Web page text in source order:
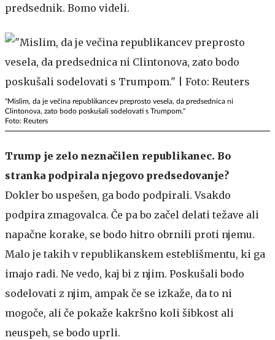
predsednik. Bomo videli.
"Mislim, da je večina republikancev preprosto vesela, da predsednica ni
Clintonova, zato bodo poskušali sodelovati s Trumpom."
Foto: Reuters
Trump je zelo neznačilen republikanec. Bo
stranka podpirala njegovo predsedovanje?
Dokler bo uspešen, ga bodo podpirali. Vsakdo
podpira zmagovalca. Če pa bo začel delati težave ali
napačne korake, se bodo hitro obrnili proti njemu.
Malo je takih v republikanskem esteblišmentu, ki ga
imajo radi. Ne vedo, kaj bi z njim. Poskušali bodo
sodelovati z njim, ampak če se izkaže, da to ni
mogoče, ali če pokaže kakršno koli šibkost ali
neuspeh, se bodo uprli.